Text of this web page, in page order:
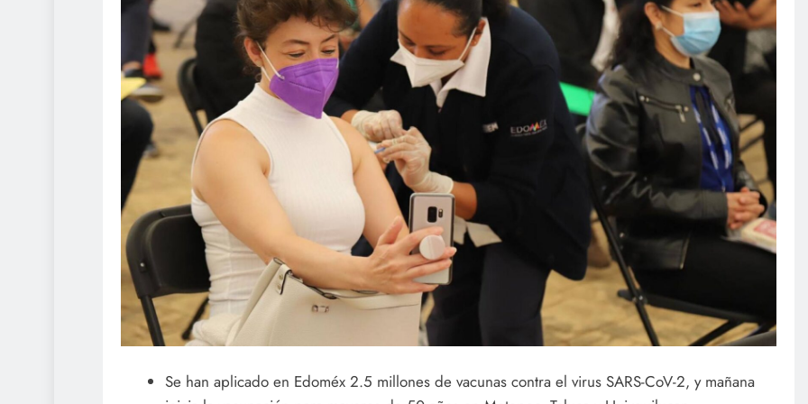
Se han aplicado en Edoméx 2.5 millones de vacunas contra el virus SARS-CoV-2, y mañana